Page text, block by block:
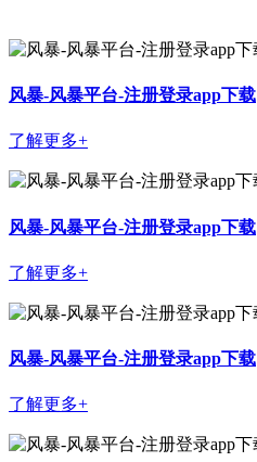
风暴-风暴平台-注册登录app下载
了解更多+
风暴-风暴平台-注册登录app下载
了解更多+
风暴-风暴平台-注册登录app下载
了解更多+